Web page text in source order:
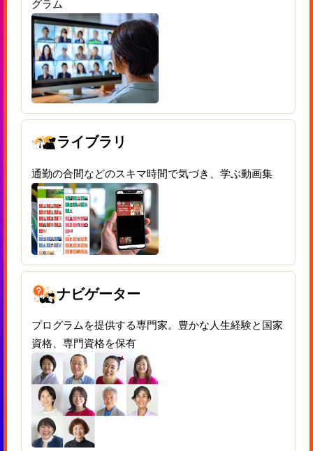
グラム
ライブラリ
通勤の合間などのスキマ時間で気づき、学ぶ動画集
ナビゲーター
プログラムを提供する専門家。豊かな人生経験と国家
資格、専門資格を保有